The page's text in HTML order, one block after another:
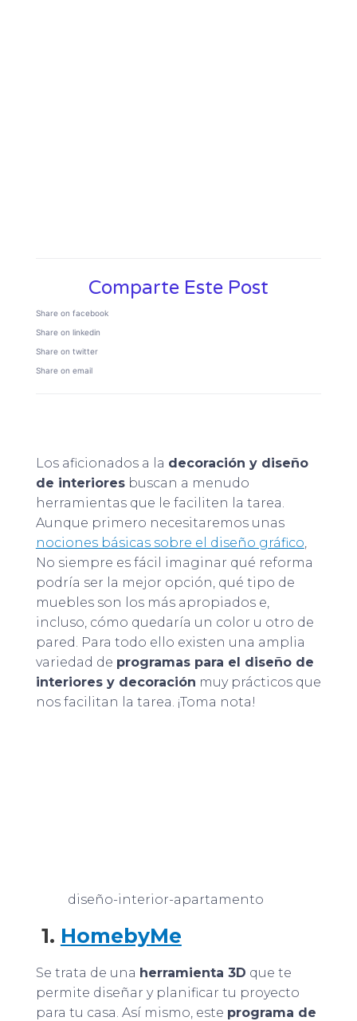
Comparte Este Post
Share on facebook
Share on linkedin
Share on twitter
Share on email
Los aficionados a la decoración y diseño
de interioresbuscan a menudo
herramientas que le faciliten la tarea.
Aunque primero necesitaremos unas
nociones básicas sobre el diseño gráfico,
No siempre es fácil imaginar qué reforma
podría ser la mejor opción, qué tipo de
muebles son los más apropiados e,
incluso, cómo quedaría un color u otro de
pared. Para todo ello existen una amplia
variedad de programas para el diseño de
interiores y decoración muy prácticos que
nos facilitan la tarea. ¡Toma nota!
diseño-interior-apartamento
1. HomebyMe
Se trata de una herramienta 3D que te
permite diseñar y planificar tu proyecto
para tu casa. Así mismo, este programa de